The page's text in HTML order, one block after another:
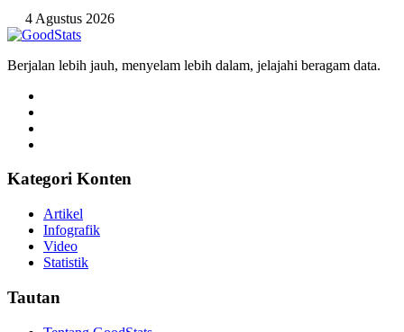
4 Agustus 2026
Berjalan lebih jauh, menyelam lebih dalam, jelajahi beragam data.
Kategori Konten
Artikel
Infografik
Video
Statistik
Tautan